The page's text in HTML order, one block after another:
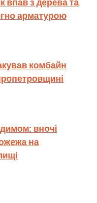
арматурою
комбайн
вночі
на